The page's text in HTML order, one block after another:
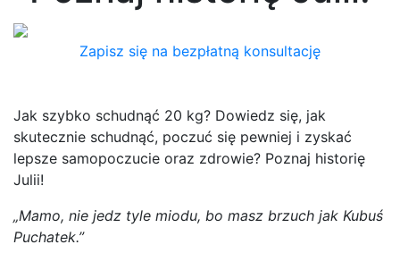
Zapisz się na bezpłatną konsultację
Jak szybko schudnąć 20 kg? Dowiedz się, jak
skutecznie schudnąć, poczuć się pewniej i zyskać
lepsze samopoczucie oraz zdrowie? Poznaj historię
Julii!
„Mamo, nie jedz tyle miodu, bo masz brzuch jak Kubuś
Puchatek.”